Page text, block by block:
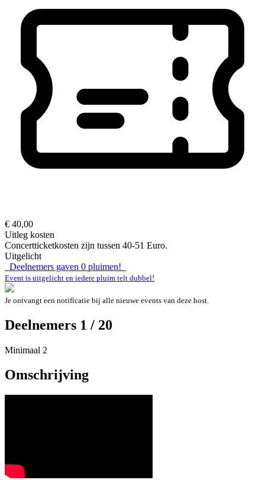
€ 40,00
Uitleg kosten
Concertticketkosten zijn tussen 40-51 Euro.
Uitgelicht
Deelnemers gaven 0 pluimen!
Event is uitgelicht en iedere pluim telt dubbel!
Je ontvangt een notificatie bij alle nieuwe events van deze host.
Deelnemers 1 / 20
Minimaal 2
Omschrijving